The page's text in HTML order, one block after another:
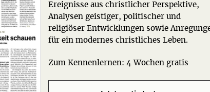
Ereignisse aus christlicher Perspektive,
Analysen geistiger, politischer und
religiöser Entwicklungen sowie
für ein modernes christliches Leben.
Zum Kennenlernen: 4 Wochen gratis